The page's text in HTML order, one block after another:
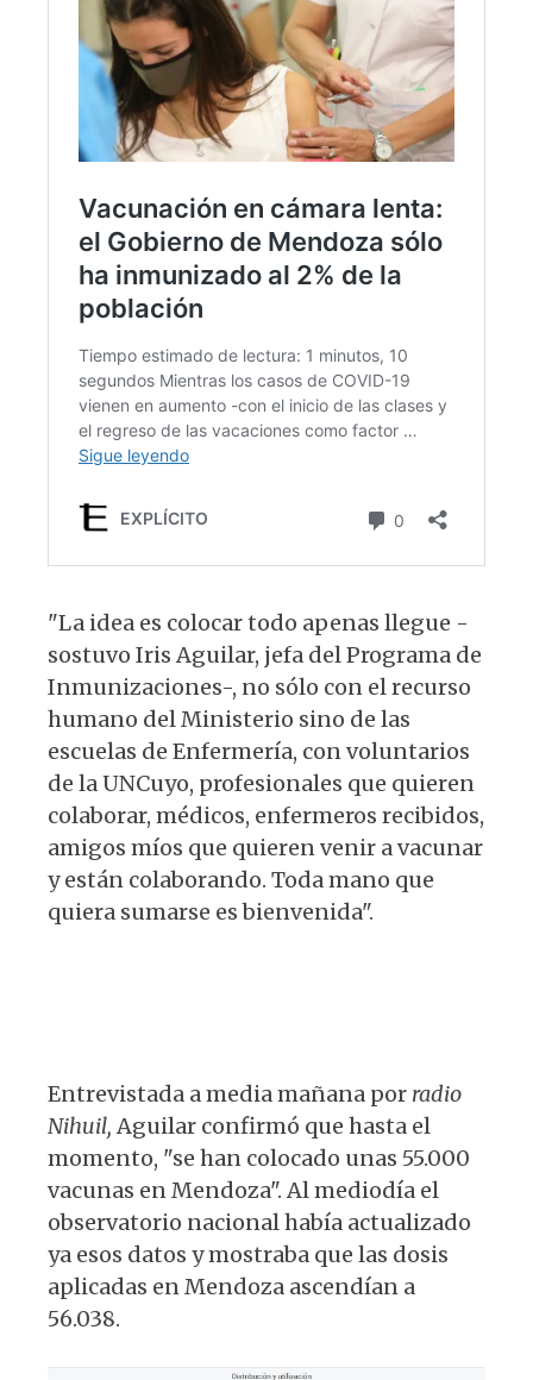
"La idea es colocar todo apenas llegue -
sostuvo Iris Aguilar, jefa del Programa de
Inmunizaciones-, no sólo con el recurso
humano del Ministerio sino de las
escuelas de Enfermería, con voluntarios
de la UNCuyo, profesionales que quieren
colaborar, médicos, enfermeros recibidos,
amigos míos que quieren venir a vacunar
y están colaborando. Toda mano que
quiera sumarse es bienvenida".
Entrevistada a media mañana por radio
Nihuil, Aguilar confirmó que hasta el
momento, "se han colocado unas 55.000
vacunas en Mendoza". Al mediodía el
observatorio nacional había actualizado
ya esos datos y mostraba que las dosis
aplicadas en Mendoza ascendían a
56.038.